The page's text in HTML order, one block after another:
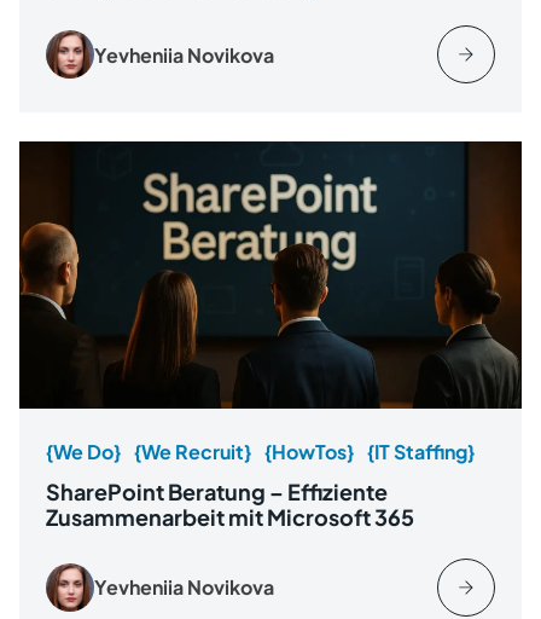
Yevheniia Novikova
{We Do} {We Recruit} {HowTos} {IT Staffing}
SharePoint Beratung – Effiziente
Zusammenarbeit mit Microsoft 365
Yevheniia Novikova